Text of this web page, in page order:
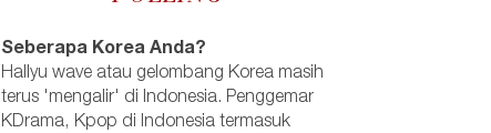
Seberapa Korea Anda?
Hallyu wave atau gelombang Korea masih
terus 'mengalir' di Indonesia. Penggemar
KDrama, Kpop di Indonesia termasuk